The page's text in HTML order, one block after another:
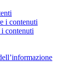
i contenuti
contenuti